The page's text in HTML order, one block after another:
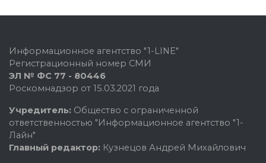
Информационное агентство "1-LINE"
Регистрационный номер СМИ
ЭЛ № ФС 77 - 80446
Роскомнадзор от 15.03.2021 года
Учредитель: Общество с ограниченной
ответственностью "Информационное агентство "1-
Лайн"
Главный редактор: Кузнецов Андрей Михайлович